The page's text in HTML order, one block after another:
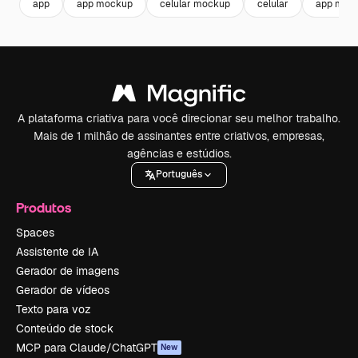
app app mockup celular mockup celular app
A plataforma criativa para você direcionar seu melhor trabalho.
Mais de 1 milhão de assinantes entre criativos, empresas,
agências e estúdios.
Português
Produtos
Spaces
Assistente de IA
Gerador de imagens
Gerador de vídeos
Texto para voz
Conteúdo de stock
MCP para Claude/ChatGPT New